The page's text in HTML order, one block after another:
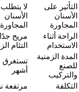
التأثير على
الأسنان
المجاورة
لا
الأسنان
المجاورة
الراحة أثناء
الاستخدام
مريح
التئام
المدة الزمنية
للصنع
والتركيب
تستغرق
أشهر
التكلفة مرتفعة